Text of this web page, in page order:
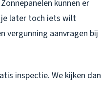
kunnen er
je later toch iets wilt
vergunning aanvragen bij
inspectie. We kijken dan